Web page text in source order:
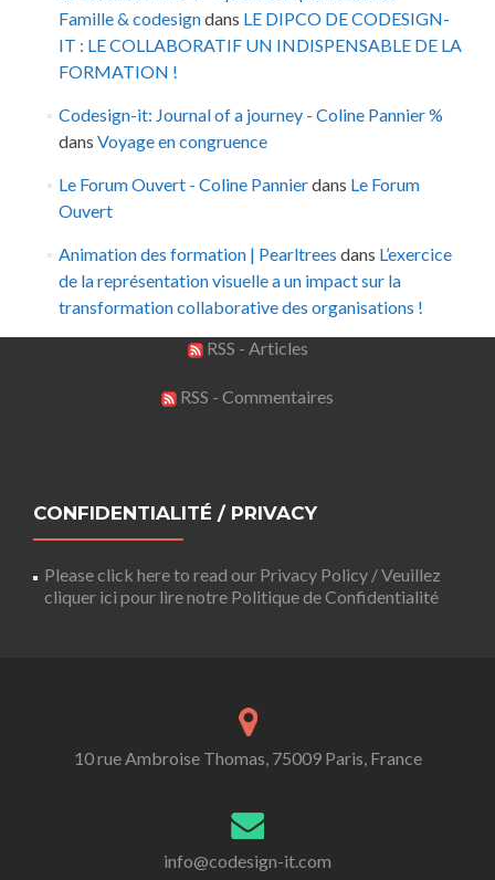
Famille & codesigndans LE DIPCO DE CODESIGN-
IT : LE COLLABORATIF UN INDISPENSABLE DE LA
FORMATION !
Codesign-it: Journal of a journey - Coline Pannier %
dans Voyage en congruence
Le Forum Ouvert - Coline Pannierdans Le Forum
Ouvert
Animation des formation | Pearltrees dans L’exercice
de la représentation visuelle a un impact sur la
transformation collaborative des organisations !
RSS - Articles
RSS - Commentaires
CONFIDENTIALITÉ / PRIVACY
Please click here to read our Privacy Policy / Veuillez
cliquer ici pour lire notre Politique de Confidentialité
10 rue Ambroise Thomas, 75009 Paris, France
info@codesign-it.com